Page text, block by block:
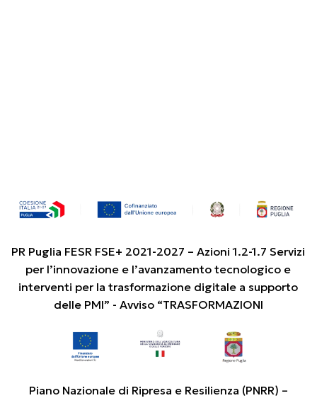
PR Puglia FESR FSE+ 2021-2027 – Azioni 1.2-1.7 Servizi
per l’innovazione e l’avanzamento tecnologico e
interventi per la trasformazione digitale a supporto
delle PMI” - Avviso “TRASFORMAZIONI
Piano Nazionale di Ripresa e Resilienza (PNRR) –